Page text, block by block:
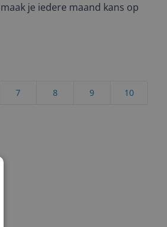
je iedere maand kans op
10
9
8
7